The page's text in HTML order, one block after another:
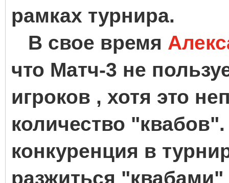
рамках турнира.
В свое время
что Матч-3 не
игроков , хотя это
количество
конкуренция в
разжиться